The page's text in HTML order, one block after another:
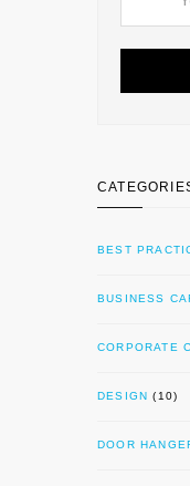
BEST
BUSINESS
CORPORATE
DESIGN (10)
DOOR